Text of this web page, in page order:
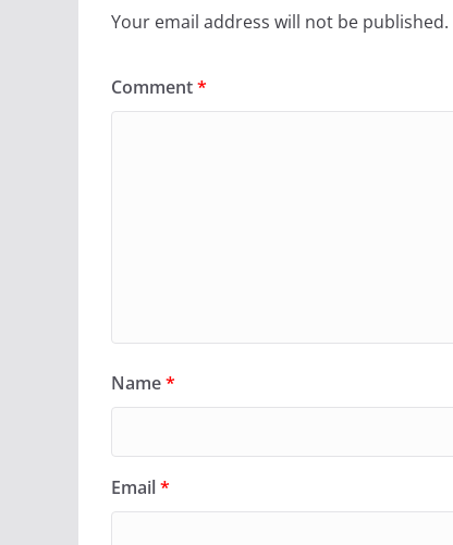
Your email address will not be published.
Comment*
Name*
Email*